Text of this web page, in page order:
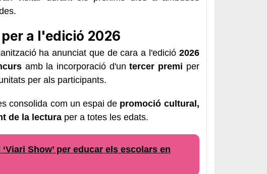
a l'edició 2026
ha anunciat que de cara a l'edició 2026
amb la incorporació d'untercer premi per
per als participants.
consolida com un espai de promoció cultural,
de la lectura per a totes les edats.
Show’ per educar els escolars en